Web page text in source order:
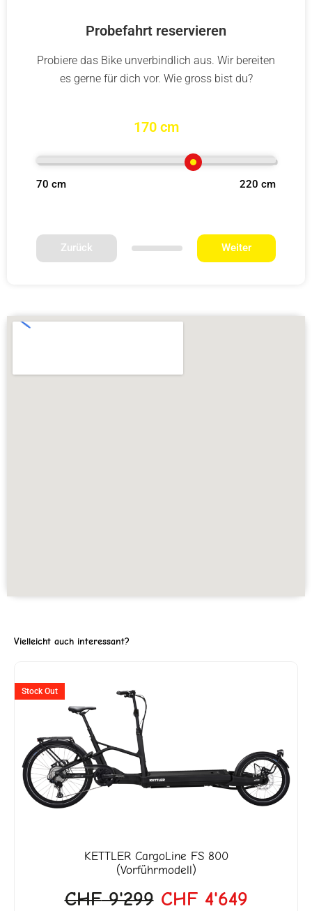
Probefahrt reservieren
Probiere das Bike unverbindlich aus. Wir bereiten
es gerne für dich vor. Wie gross bist du?
170 cm
70 cm 220 cm
Zurück Weiter
Vielleicht auch interessant?
Stock Out
KETTLERCargoLine FS 800
(Vorführmodell)
CHF9'299
CHF 9'299
CHF4'649
CHF